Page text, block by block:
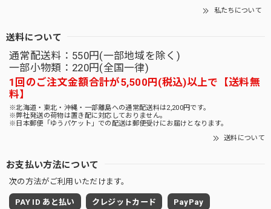
私たちについて
送料について
通常配送料：550円(一部地域を除く)
一部小物類：220円(全国一律)
1回のご注文金額合計が5,500円(税込)以上で【送料無
料】
※北海道・東北・沖縄・一部離島への通常配送料は2,200円です。
※弊社発送の荷物は置き配に対応しておりません。
※日本郵便「ゆうパケット」での配送は郵便受けにお届けとなります。
送料について
お支払い方法について
次の方法がご利用いただけます。
PAY ID あと払い クレジットカード PayPay